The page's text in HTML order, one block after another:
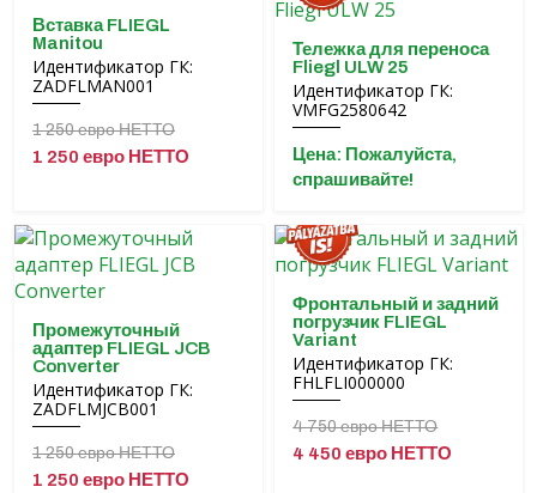
Вставка FLIEGL
Manitou
Идентификатор ГК:
ZADFLMAN001
1 250 евро НЕТТО
1 250 евро НЕТТО
Тележка для переноса
Fliegl ULW 25
Идентификатор ГК:
VMFG2580642
Цена: Пожалуйста,
спрашивайте!
Промежуточный
адаптер FLIEGL JCB
Converter
Идентификатор ГК:
ZADFLMJCB001
1 250 евро НЕТТО
1 250 евро НЕТТО
Фронтальный и задний
погрузчик FLIEGL
Variant
Идентификатор ГК:
FHLFLI000000
4 750 евро НЕТТО
4 450 евро НЕТТО